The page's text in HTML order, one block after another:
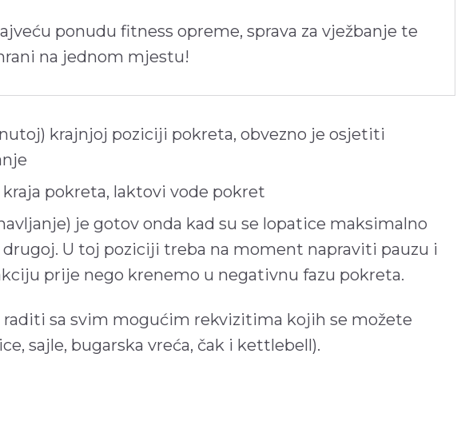
ponudu fitness opreme, sprava za vježbanje te
na jednom mjestu!
krajnjoj poziciji pokreta, obvezno je osjetiti
pokreta, laktovi vode pokret
je gotov onda kad su se lopatice maksimalno
U toj poziciji treba na moment napraviti pauzu i
prije nego krenemo u negativnu fazu pokreta.
raditi sa svim mogućim rekvizitima kojih se možete
sajle, bugarska vreća, čak i kettlebell).